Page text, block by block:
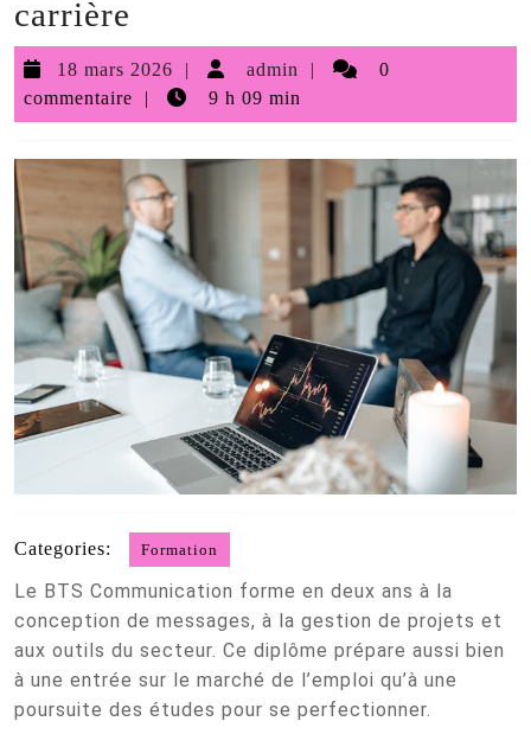
carrière
18 mars 2026
18
mars
2026
admin admin 0
commentaire
9 h 09 min
Categories: Formation
Le BTS Communication forme en deux ans à la
conception de messages, à la gestion de projets et
aux outils du secteur. Ce diplôme prépare aussi bien
à une entrée sur le marché de l’emploi qu’à une
poursuite des études pour se perfectionner.